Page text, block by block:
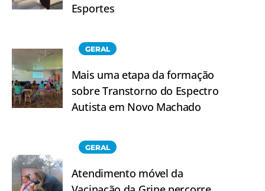
Esportes
GERAL
Mais uma etapa da formação
sobre Transtorno do Espectro
Autista em Novo Machado
GERAL
Atendimento móvel da